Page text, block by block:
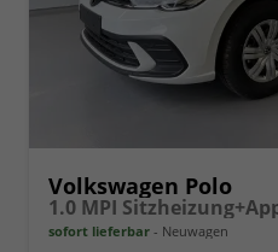
Volkswagen Polo
sofort lieferbar Neuwagen